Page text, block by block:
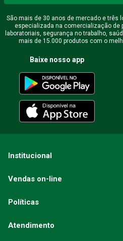
São mais de 30 anos de mercado e três
especializada na comercialização de
laboratoriais, segurança no trabalho,
mais de 15.000 produtos com o
Baixe nosso app
Institucional
Vendas on-line
Políticas
Atendimento